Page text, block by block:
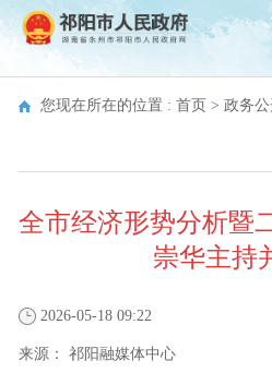
您现在所在的位置 : 首页 > 政务
全市经济形势分析暨
崇华主持
2026-05-18 09:22
来源： 祁阳融媒体中心